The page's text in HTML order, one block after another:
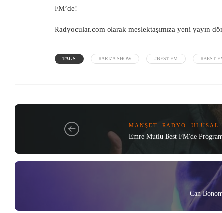
FM’de!
Radyocular.com olarak meslektaşımıza yeni yayın
TAGS #ARIZA SHOW #BEST FM #BEST
MANŞET RADYO ULUSAL
Emre Mutlu Best FM'de
Can